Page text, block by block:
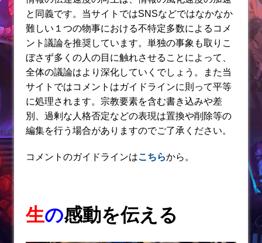
と同義です。当サイトではSNSなどではなかなか
難しい１つの物事における不特定多数によるコメ
ント議論を推奨しています。単独の事象も取りこ
ぼさず多くの人の目に触れさせることによって、
全体の議論はより深化していくでしょう。また当
サイトではコメントはガイドラインに則って平等
に処理されます。宗教要素を含む書き込みや差
別、過剰な人格否定などの表現は置換や削除等の
編集を行う場合がありますのでご了承ください。
コメントのガイドラインはこちらから。
生の感動を伝える